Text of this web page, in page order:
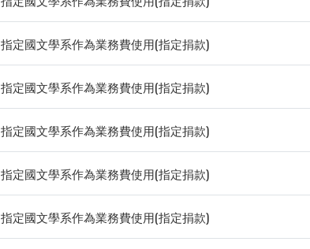
指定國文學系作為業務費使用(指定捐款)
指定國文學系作為業務費使用(指定捐款)
指定國文學系作為業務費使用(指定捐款)
指定國文學系作為業務費使用(指定捐款)
指定國文學系作為業務費使用(指定捐款)